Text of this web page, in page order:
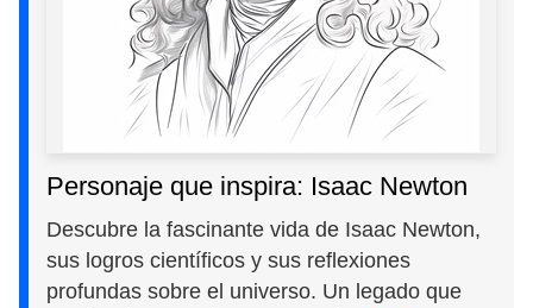
Personaje que inspira: Isaac Newton
Descubre la fascinante vida de Isaac Newton,
sus logros científicos y sus reflexiones
profundas sobre el universo. Un legado que